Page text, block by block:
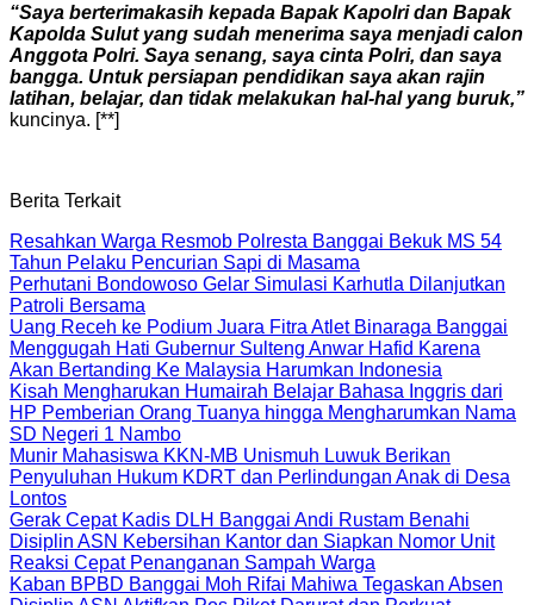
“Saya berterimakasih kepada Bapak Kapolri dan Bapak
Kapolda Sulut yang sudah menerima saya menjadi calon
Anggota Polri. Saya senang, saya cinta Polri, dan saya
bangga. Untuk persiapan pendidikan saya akan rajin
latihan, belajar, dan tidak melakukan hal-hal yang buruk,”
kuncinya. [**]
Berita Terkait
Resahkan Warga Resmob Polresta Banggai Bekuk MS 54
Tahun Pelaku Pencurian Sapi di Masama
Perhutani Bondowoso Gelar Simulasi Karhutla Dilanjutkan
Patroli Bersama
Uang Receh ke Podium Juara Fitra Atlet Binaraga Banggai
Menggugah Hati Gubernur Sulteng Anwar Hafid Karena
Akan Bertanding Ke Malaysia Harumkan Indonesia
Kisah Mengharukan Humairah Belajar Bahasa Inggris dari
HP Pemberian Orang Tuanya hingga Mengharumkan Nama
SD Negeri 1 Nambo
Munir Mahasiswa KKN-MB Unismuh Luwuk Berikan
Penyuluhan Hukum KDRT dan Perlindungan Anak di Desa
Lontos
Gerak Cepat Kadis DLH Banggai Andi Rustam Benahi
Disiplin ASN Kebersihan Kantor dan Siapkan Nomor Unit
Reaksi Cepat Penanganan Sampah Warga
Kaban BPBD Banggai Moh Rifai Mahiwa Tegaskan Absen